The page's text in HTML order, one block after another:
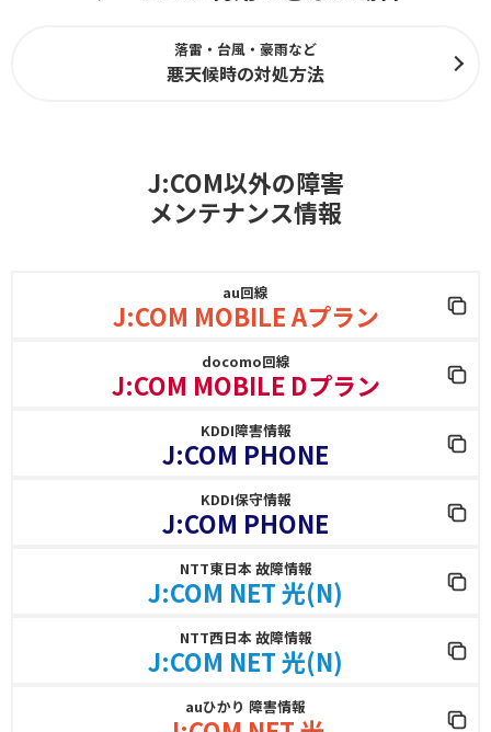
落雷・台風・豪雨など
悪天候時の対処方法
J:COM以外の障害
メンテナンス情報
au回線
J:COM MOBILE Aプラン
docomo回線
J:COM MOBILE Dプラン
KDDI障害情報
J:COM PHONE
KDDI保守情報
J:COM PHONE
NTT東日本 故障情報
J:COM NET 光(N)
NTT西日本 故障情報
J:COM NET 光(N)
auひかり 障害情報